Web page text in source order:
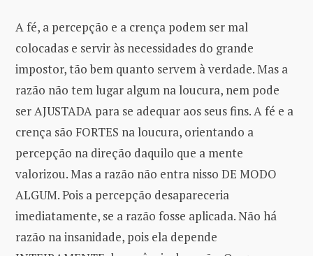
A fé, a percepção e a crença podem ser mal
colocadas e servir às necessidades do grande
impostor, tão bem quanto servem à verdade. Mas a
razão não tem lugar algum na loucura, nem pode
ser AJUSTADA para se adequar aos seus fins. A fé e a
crença são FORTES na loucura, orientando a
percepção na direção daquilo que a mente
valorizou. Mas a razão não entra nisso DE MODO
ALGUM. Pois a percepção desapareceria
imediatamente, se a razão fosse aplicada. Não há
razão na insanidade, pois ela depende